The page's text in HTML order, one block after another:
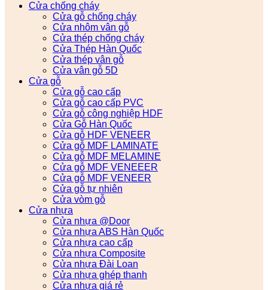
Cửa chống cháy
Cửa gỗ chống cháy
Cửa nhôm vân gỗ
Cửa thép chống cháy
Cửa Thép Hàn Quốc
Cửa thép vân gỗ
Cửa vân gỗ 5D
Cửa gỗ
Cửa gỗ cao cấp
Cửa gỗ cao cấp PVC
Cửa gỗ công nghiệp HDF
Cửa Gỗ Hàn Quốc
Cửa gỗ HDF VENEER
Cửa gỗ MDF LAMINATE
Cửa gỗ MDF MELAMINE
Cửa gỗ MDF VENEEER
Cửa gỗ MDF VENEER
Cửa gỗ tự nhiên
Cửa vòm gỗ
Cửa nhựa
Cửa nhựa @Door
Cửa nhựa ABS Hàn Quốc
Cửa nhựa cao cấp
Cửa nhựa Composite
Cửa nhựa Đài Loan
Cửa nhựa ghép thanh
Cửa nhựa giá rẻ